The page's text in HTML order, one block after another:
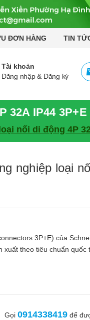
ĐƠN HÀNG TIN
Tài khoản
Đăng nhập& Đăng ký
32A IP44 3P+E
nối di động 4P
nghiệp loại
3P+E) của
theo tiêu chuẩn quốc
Gọi 0914338419để